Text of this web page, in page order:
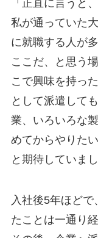
「正直に言うと
私が通っていた
に就職する人が
ここだ、と思う
こで興味を持っ
として派遣して
業、いろいろな
めてからやりた
と期待していまし
入社後5年ほど
たことは一通り